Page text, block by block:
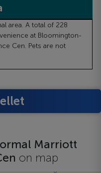
area. A total of 228
at Bloomington-
Cen. Pets are not
Marriott
on map